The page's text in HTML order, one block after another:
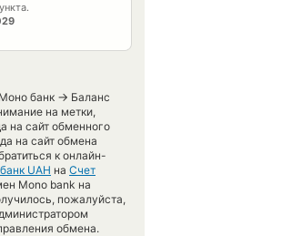
банк → Баланс
на метки,
на сайт обменного
на сайт обмена
к онлайн-
UAH на Счет
Mono bank на
пожалуйста,
обмена.